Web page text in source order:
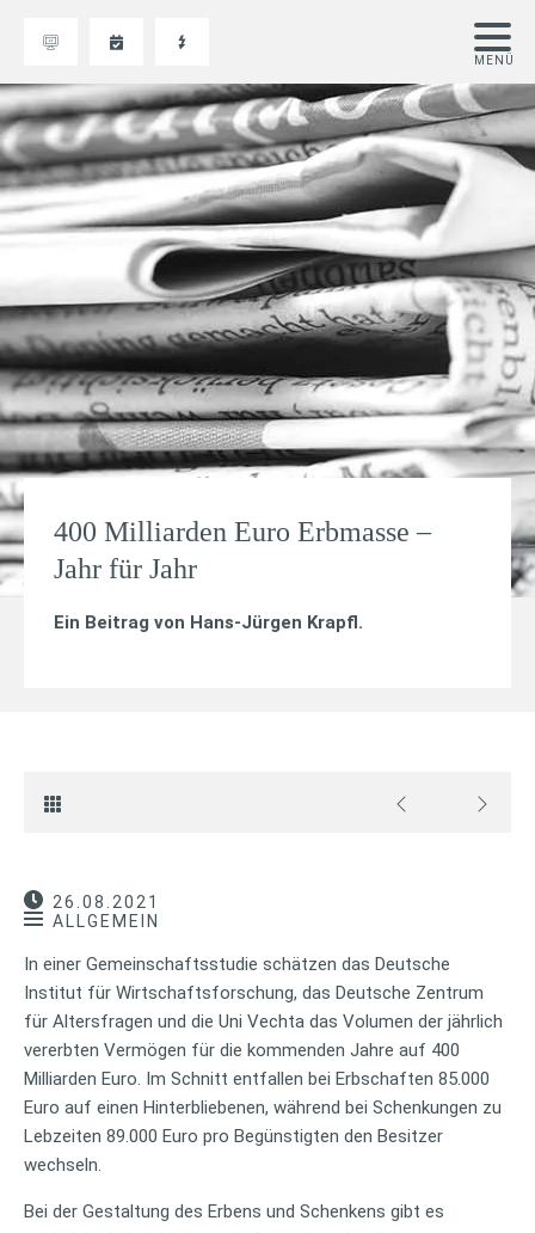
400 Milliarden Euro Erbmasse –
Jahr für Jahr
Ein Beitrag von Hans-Jürgen Krapfl.
26.08.2021
ALLGEMEIN
In einer Gemeinschaftsstudie schätzen das Deutsche
Institut für Wirtschaftsforschung, das Deutsche Zentrum
für Altersfragen und die Uni Vechta das Volumen der jährlich
vererbten Vermögen für die kommenden Jahre auf 400
Milliarden Euro. Im Schnitt entfallen bei Erbschaften 85.000
Euro auf einen Hinterbliebenen, während bei Schenkungen zu
Lebzeiten 89.000 Euro pro Begünstigten den Besitzer
wechseln.
Bei der Gestaltung des Erbens und Schenkens gibt es